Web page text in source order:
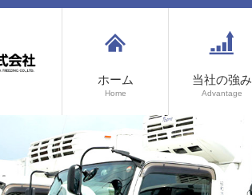
ホーム
Home
当社の強み
Advantage